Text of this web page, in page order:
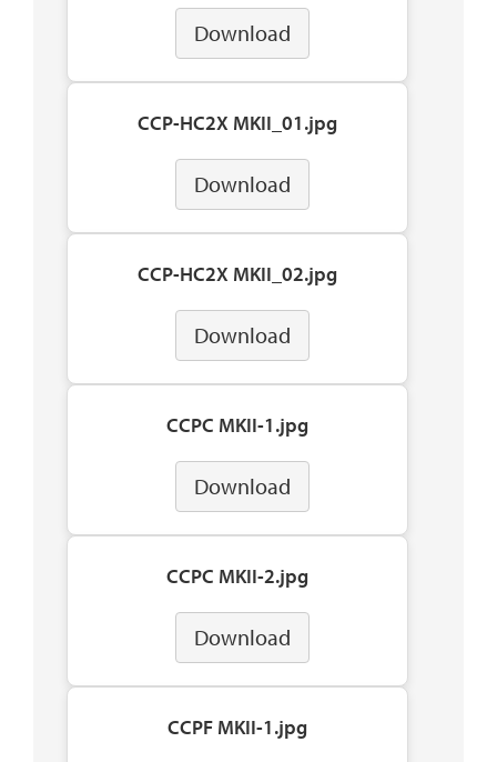
Download
CCP-HC2X MKII_01.jpg
Download
CCP-HC2X MKII_02.jpg
Download
CCPC MKII-1.jpg
Download
CCPC MKII-2.jpg
Download
CCPF MKII-1.jpg